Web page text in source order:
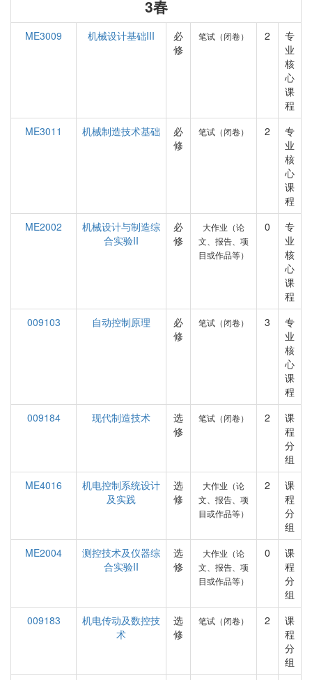
3春
ME3009 机械设计基础III
必
修
笔试（闭卷） 2
专
业
核
心
课
程
ME3011
机械制造技术基础
必
修
笔试（闭卷） 2
专
业
核
心
课
程
ME2002
机械设计与制造综
合实验II
必
修
大作业（论
文、报告、项
目或作品等）
0
专
业
核
心
课
程
009103
自动控制原理
必
修
笔试（闭卷） 3
专
业
核
心
课
程
009184
现代制造技术
选
修
笔试（闭卷） 2
课
程
分
组
ME4016
机电控制系统设计
及实践
选
修
大作业（论
文、报告、项
目或作品等）
2
课
程
分
组
ME2004
测控技术及仪器综
合实验II
选
修
大作业（论
文、报告、项
目或作品等）
0
课
程
分
组
009183
机电传动及数控技
术
选
修
笔试（闭卷） 2
课
程
分
组